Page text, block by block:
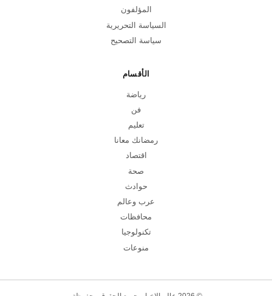
المؤلفون
السياسة التحريرية
سياسة التصحيح
الأقسام
رياضة
فن
تعليم
رمضانك معانا
اقتصاد
صحة
حوادث
عرب وعالم
محافظات
تكنولوجيا
منوعات